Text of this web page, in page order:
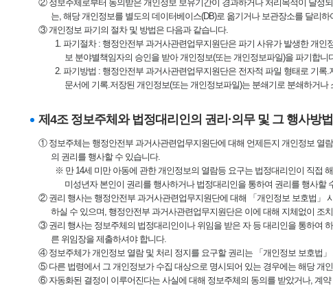
② 정보주체로부터 동의받은 개인정보 보유기간이 경과하거나 처리목적이 달성
는, 해당 개인정보를 별도의 데이터베이스(DB)로 옮기거나 보관장소를 달리하
③ 개인정보 파기의 절차 및 방법은 다음과 같습니다.
1. 파기절차 : 행정안전부 과거사관련업무지원단은 파기 사유가 발생한 개
보 분야별책임자의 승인을 받아 개인정보(또는 개인정보파일)을 파기합니
2. 파기방법 : 행정안전부 과거사관련업무지원단은 전자적 파일 형태로 기
문서에 기록.저장된 개인정보(또는 개인정보파일)는 분쇄기로 분쇄하거나
제4조 정보주체와 법정대리인의 권리·의무 및 그 행사방
① 정보주체는 행정안전부 과거사관련업무지원단에 대해 언제든지 개인정보 열
의 권리를 행사할 수 있습니다.
※ 만 14세 미만 아동에 관한 개인정보의 열람등 요구는 법정대리인이 직접
미성년자 본인이 권리를 행사하거나 법정대리인을 통하여 권리를 행사할
② 권리 행사는 행정안전부 과거사관련업무지원단에 대해 「개인정보 보호법」
하실 수 있으며, 행정안전부 과거사관련업무지원단은 이에 대해 지체없이 조
③ 권리 행사는 정보주체의 법정대리인이나 위임을 받은 자 등 대리인을 통하여
른 위임장을 제출하셔야 합니다.
④ 정보주체가 개인정보 열람 및 처리 정지를 요구할 권리는 「개인정보 보호법
⑤ 다른 법령에서 그 개인정보가 수집 대상으로 명시되어 있는 경우에는 해당 개
⑥ 자동화된 결정이 이루어진다는 사실에 대해 정보주체의 동의를 받았거나, 계